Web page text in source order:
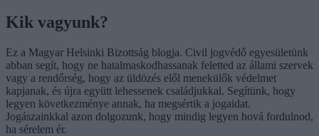
Kik vagyunk?
Ez a Magyar Helsinki Bizottság blogja. Civil jogvédő egyesületünk
abban segít, hogy ne hatalmaskodhassanak feletted az állami szervek
vagy a rendőrség, hogy az üldözés elől menekülők védelmet
kapjanak, és újra együtt lehessenek családjukkal. Segítünk, hogy
legyen következménye annak, ha megsértik a jogaidat.
Jogászainkkal azon dolgozunk, hogy mindig legyen hová fordulnod,
ha sérelem ér.